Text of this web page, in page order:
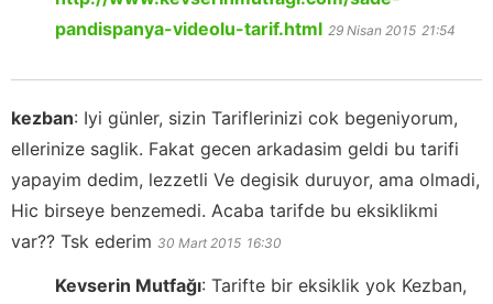
pandispanya-videolu-tarif.html 29 Nisan 2015 21:54
kezban: Iyi günler, sizin Tariflerinizi cok begeniyorum,
ellerinize saglik. Fakat gecen arkadasim geldi bu tarifi
yapayim dedim, lezzetli Ve degisik duruyor, ama olmadi,
Hic birseye benzemedi. Acaba tarifde bu eksiklikmi
var?? Tsk ederim 30 Mart 2015 16:30
Kevserin Mutfağı: Tarifte bir eksiklik yok Kezban,